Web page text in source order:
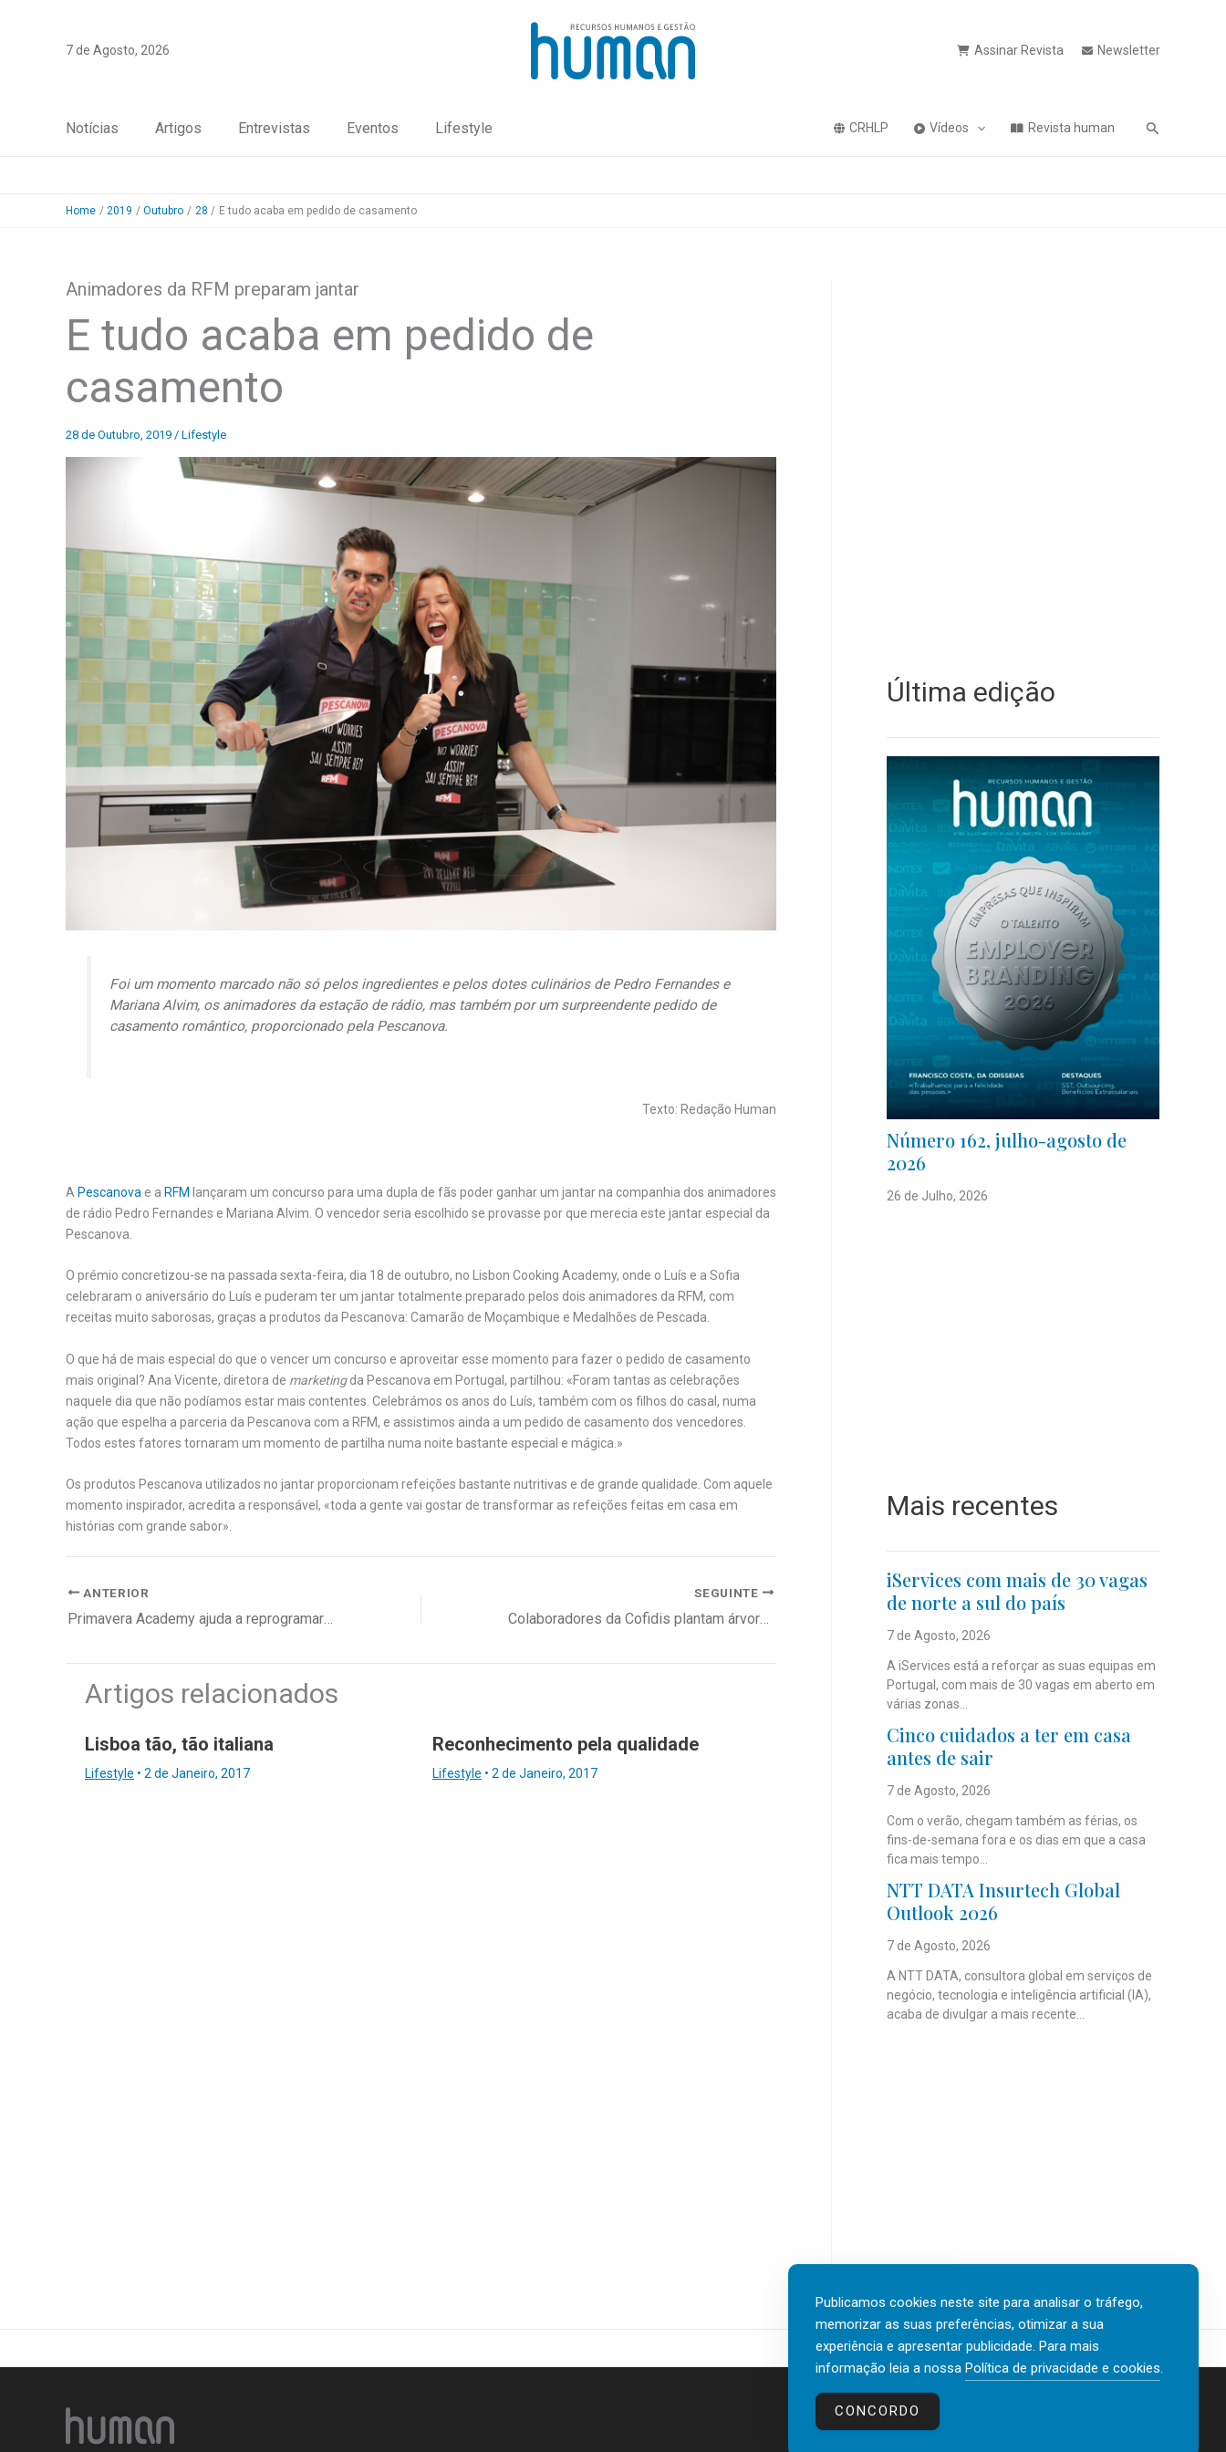
7 de Agosto, 2026 Assinar Revista Newsletter
Notícias Artigos Entrevistas Eventos Lifestyle CRHLP Vídeos Revista human Pesquisa
Home 2019 Outubro 28 E tudo acaba em pedido de casamento
Animadores da RFM preparam jantar
E tudo acaba em pedido de
casamento
28 de Outubro, 2019 / Lifestyle
Foi um momento marcado não só pelos ingredientes e pelos dotes culinários de Pedro Fernandes e
Mariana Alvim, os animadores da estação de rádio, mas também por um surpreendente pedido de
casamento romântico, proporcionado pela Pescanova.
Texto: Redação Human
A Pescanova e a RFM lançaram um concurso para uma dupla de fãs poder ganhar um jantar na companhia dos animadores
de rádio Pedro Fernandes e Mariana Alvim. O vencedor seria escolhido se provasse por que merecia este jantar especial da
Pescanova.
O prémio concretizou-se na passada sexta-feira, dia 18 de outubro, no Lisbon Cooking Academy, onde o Luís e a Sofia
celebraram o aniversário do Luís e puderam ter um jantar totalmente preparado pelos dois animadores da RFM, com
receitas muito saborosas, graças a produtos da Pescanova: Camarão de Moçambique e Medalhões de Pescada.
O que há de mais especial do que o vencer um concurso e aproveitar esse momento para fazer o pedido de casamento
mais original? Ana Vicente, diretora de marketingda Pescanova em Portugal, partilhou: «Foram tantas as celebrações
naquele dia que não podíamos estar mais contentes. Celebrámos os anos do Luís, também com os filhos do casal, numa
ação que espelha a parceria da Pescanova com a RFM, e assistimos ainda a um pedido de casamento dos vencedores.
Todos estes fatores tornaram um momento de partilha numa noite bastante especial e mágica.»
Os produtos Pescanova utilizados no jantar proporcionam refeições bastante nutritivas e de grande qualidade. Com aquele
momento inspirador, acredita a responsável, «toda a gente vai gostar de transformar as refeições feitas em casa em
histórias com grande sabor».
ANTERIOR SEGUINTE
Artigos relacionados
Lisboa tão, tão italiana
Lifestyle • 2 de Janeiro, 2017
Reconhecimento pela qualidade
Lifestyle • 2 de Janeiro, 2017
Última edição
Número 162, julho-agosto de
2026
26 de Julho, 2026
Mais recentes
iServices com mais de 30 vagas
de norte a sul do país
7 de Agosto, 2026
A iServices está a reforçar as suas equipas em
Portugal, com mais de 30 vagas em aberto em
várias zonas...
Cinco cuidados a ter em casa
antes de sair
7 de Agosto, 2026
Com o verão, chegam também as férias, os
fins-de-semana fora e os dias em que a casa
fica mais tempo...
NTT DATA Insurtech Global
Outlook 2026
7 de Agosto, 2026
A NTT DATA, consultora global em serviços de
negócio, tecnologia e inteligência artificial (IA),
acaba de divulgar a mais recente...
Contactos
Publicamos cookies neste site para analisar o tráfego,
memorizar as suas preferências, otimizar a sua
experiência e apresentar publicidade. Para mais
informação leia a nossa Política de privacidade e cookies.
CONCORDO